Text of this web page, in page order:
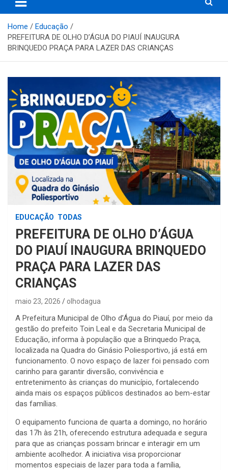
Home
Educação
PREFEITURA DE OLHO D’ÁGUA DO PIAUÍ INAUGURA
BRINQUEDO PRAÇA PARA LAZER DAS CRIANÇAS
EDUCAÇÃO TODAS
PREFEITURA DE OLHO D’ÁGUA
DO PIAUÍ INAUGURA BRINQUEDO
PRAÇA PARA LAZER DAS
CRIANÇAS
maio 23, 2026 olhodagua
A Prefeitura Municipal de Olho d’Água do Piauí, por meio da
gestão do prefeito Toin Leal e da Secretaria Municipal de
Educação, informa à população que a Brinquedo Praça,
localizada na Quadra do Ginásio Poliesportivo, já está em
funcionamento. O novo espaço de lazer foi pensado com
carinho para garantir diversão, convivência e
entretenimento às crianças do município, fortalecendo
ainda mais os espaços públicos destinados ao bem-estar
das famílias.
O equipamento funciona de quarta a domingo, no horário
das 17h às 21h, oferecendo estrutura adequada e segura
para que as crianças possam brincar e interagir em um
ambiente acolhedor. A iniciativa visa proporcionar
momentos especiais de lazer para toda a família,